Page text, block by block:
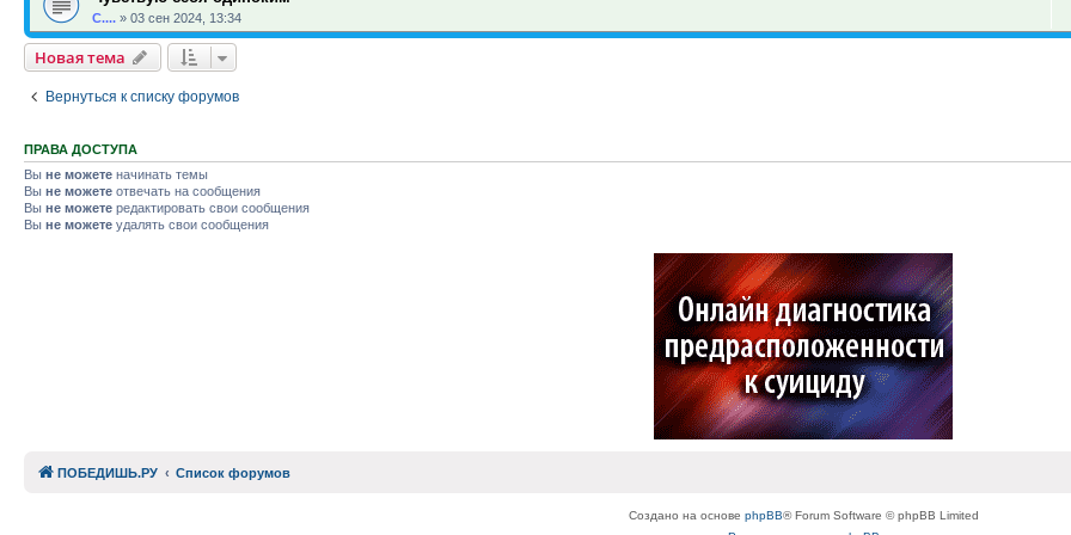
С.... » 03 сен 2024, 13:34
Новая тема
Вернуться к списку форумов
ПРАВА ДОСТУПА
Вы не можете начинать темы
Вы не можете отвечать на сообщения
Вы не можете редактировать свои сообщения
Вы не можете удалять свои сообщения
ПОБЕДИШЬ.РУ Список форумов
Создано на основе phpBB® Forum Software © phpBB Limited